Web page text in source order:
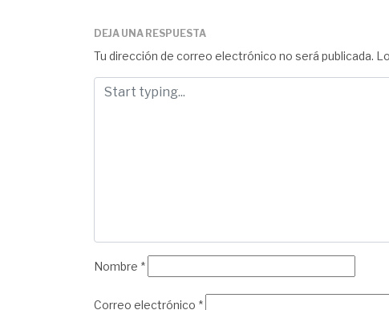
DEJA UNA RESPUESTA
Tu dirección de correo electrónico no será publicada.
Nombre *
Correo electrónico *